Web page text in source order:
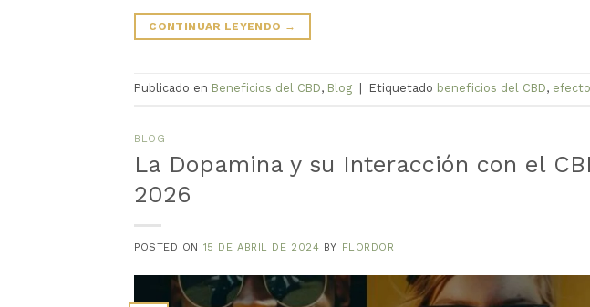
CONTINUAR LEYENDO →
Publicado en Beneficios del CBD, Blog Etiquetado beneficios del CBD,
BLOG
La Dopamina y su Interacción con el
2026
POSTED ON 15 DE ABRIL DE 2024 BY FLORDOR